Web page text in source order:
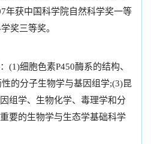
年获中国科学院自然科学奖一等
奖三等奖。
细胞色素P450酶系的结构、
的分子生物学与基因组学;(3)昆
组学、生物化学、毒理学和分
要的生物学与生态学基础科学